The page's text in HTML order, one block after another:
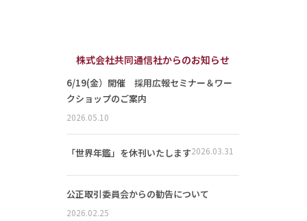
株式会社共同通信社からのお知らせ
6/19(金）開催 採用広報セミナー＆ワー
クショップのご案内
2026.05.10
「世界年鑑」を休刊いたします2026.03.31
公正取引委員会からの勧告について
2026.02.25